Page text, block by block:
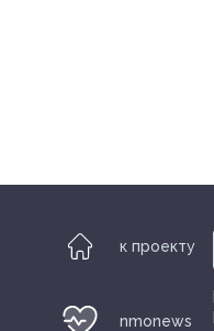
к проекту
nmonews